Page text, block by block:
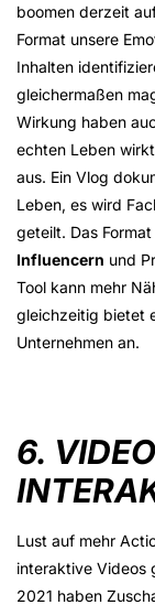
boomen derzeit
Format unsere
Inhalten
gleichermaßen
Wirkung haben
echten Leben
aus. Ein Vlog
Leben, es wird
geteilt. Das
Influencern und
Tool kann mehr
gleichzeitig bietet
Unternehmen an.
6.
Lust auf mehr
interaktive Videos
2021 haben